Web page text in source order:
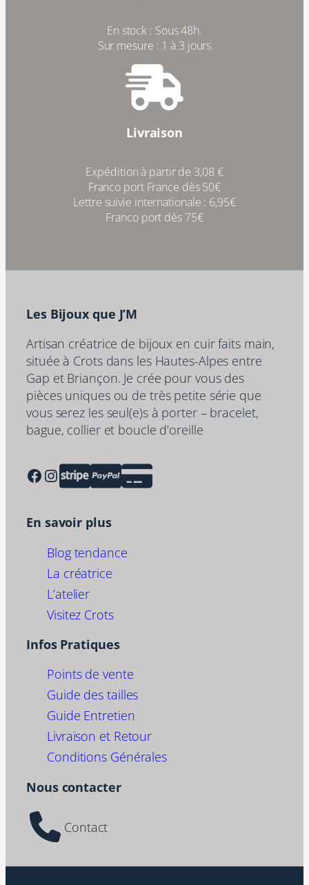
En stock : Sous 48h.
Sur mesure : 1 à 3 jours
Livraison
Expédition à partir de 3,08 €
Franco port France dès 50€
Lettre suivie internationale : 6,95€
Franco port dès 75€
Les Bijoux que J’M
Artisan créatrice de bijoux en cuir faits main,
située à Crots dans les Hautes-Alpes entre
Gap et Briançon. Je crée pour vous des
pièces uniques ou de très petite série que
vous serez les seul(e)s à porter – bracelet,
bague, collier et boucle d’oreille
Facebook Instagram
En savoir plus
Blog tendance
La créatrice
L’atelier
Visitez Crots
Infos Pratiques
Points de vente
Guide des tailles
Guide Entretien
Livraison et Retour
Conditions Générales
Nous contacter
Contact